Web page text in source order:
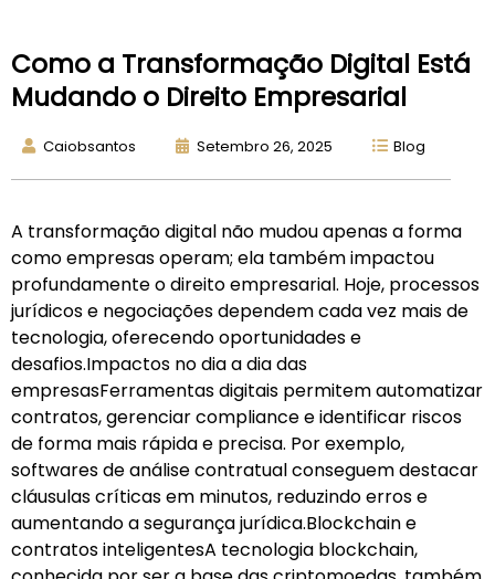
Como a Transformação Digital Está
Mudando o Direito Empresarial
Caiobsantos Setembro 26, 2025 Blog
A transformação digital não mudou apenas a forma
como empresas operam; ela também impactou
profundamente o direito empresarial. Hoje, processos
jurídicos e negociações dependem cada vez mais de
tecnologia, oferecendo oportunidades e
desafios.Impactos no dia a dia das
empresasFerramentas digitais permitem automatizar
contratos, gerenciar compliance e identificar riscos
de forma mais rápida e precisa. Por exemplo,
softwares de análise contratual conseguem destacar
cláusulas críticas em minutos, reduzindo erros e
aumentando a segurança jurídica.Blockchain e
contratos inteligentesA tecnologia blockchain,